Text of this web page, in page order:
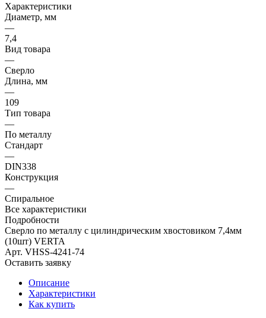
Характеристики
Диаметр, мм
—
7,4
Вид товара
—
Сверло
Длина, мм
—
109
Тип товара
—
По металлу
Стандарт
—
DIN338
Конструкция
—
Спиральное
Все характеристики
Подробности
Сверло по металлу с цилиндрическим хвостовиком 7,4мм
(10шт) VERTA
Арт. VHSS-4241-74
Оставить заявку
Описание
Характеристики
Как купить